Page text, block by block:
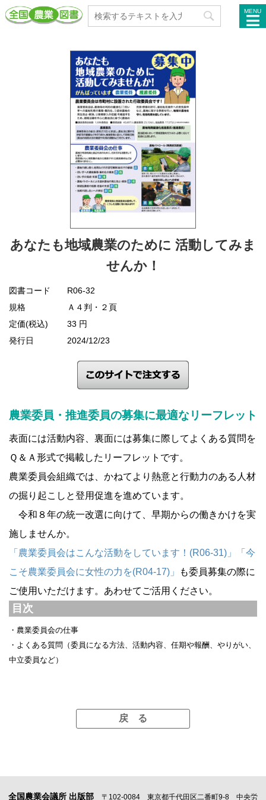
MENU
あなたも地域農業のために 活動してみま
せんか！
図書コード
R06-32
規格
Ａ４判・２頁
定価(税込)
33 円
発行日
2024/12/23
農業委員・推進委員の募集に最適なリーフレット
表面には活動内容、裏面には募集に際してよくある質問を
Ｑ＆Ａ形式で掲載したリーフレットです。
農業委員会組織では、かねてより熱意と行動力のある人材
の掘り起こしと登用促進を進めています。
令和８年の統一改選に向けて、早期からの働きかけを実
施しませんか。
「農業委員会はこんな活動をしています！(R06-31)」
「今
こそ農業委員会に女性の力を(R04-17)」
も委員募集の際に
ご使用いただけます。あわせてご活用ください。
目次
・農業委員会の仕事
・よくある質問（委員になる方法、活動内容、任期や報酬、やりがい、
中立委員など）
全国農業会議所 出版部 〒102-0084 東京都千代田区二番町9-8 中央労